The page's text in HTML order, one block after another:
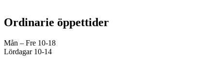
Ordinarie öppettider
Mån – Fre 10-18
Lördagar 10-14